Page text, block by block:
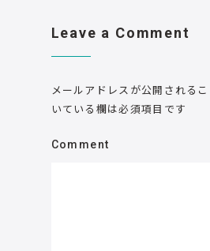
Leave a Comment
メールアドレスが公開されるこ
いている欄は必須項目です
Comment